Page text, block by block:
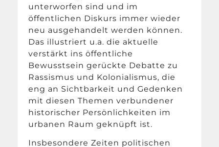
unterworfen sind und im
öffentlichen Diskurs immer wieder
neu ausgehandelt werden können.
Das illustriert u.a. die aktuelle
verstärkt ins öffentliche
Bewusstsein gerückte Debatte zu
Rassismus und Kolonialismus, die
eng an Sichtbarkeit und Gedenken
mit diesen Themen verbundener
historischer Persönlichkeiten im
urbanen Raum geknüpft ist.
Insbesondere Zeiten politischen